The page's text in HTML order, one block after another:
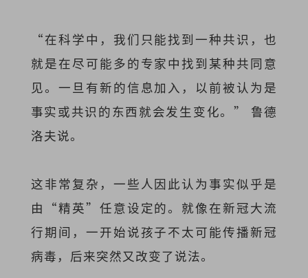
“在科学中，我们只能找到一种共识，也
就是在尽可能多的专家中找到某种共同意
见。一旦有新的信息加入，以前被认为是
事实或共识的东西就会发生变化。” 鲁德
洛夫说。
这非常复杂，一些人因此认为事实似乎是
由“精英”任意设定的。就像在新冠大流
行期间，一开始说孩子不太可能传播新冠
病毒，后来突然又改变了说法。